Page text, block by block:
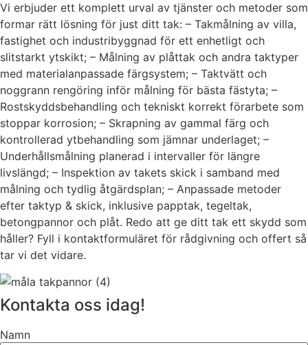
Vi erbjuder ett komplett urval av tjänster och metoder som
formar rätt lösning för just ditt tak: – Takmålning av villa,
fastighet och industribyggnad för ett enhetligt och
slitstarkt ytskikt; – Målning av plåttak och andra taktyper
med materialanpassade färgsystem; – Taktvätt och
noggrann rengöring inför målning för bästa fästyta; –
Rostskyddsbehandling och tekniskt korrekt förarbete som
stoppar korrosion; – Skrapning av gammal färg och
kontrollerad ytbehandling som jämnar underlaget; –
Underhållsmålning planerad i intervaller för längre
livslängd; – Inspektion av takets skick i samband med
målning och tydlig åtgärdsplan; – Anpassade metoder
efter taktyp & skick, inklusive papptak, tegeltak,
betongpannor och plåt. Redo att ge ditt tak ett skydd som
håller? Fyll i kontaktformuläret för rådgivning och offert så
tar vi det vidare.
Kontakta oss idag!
Namn